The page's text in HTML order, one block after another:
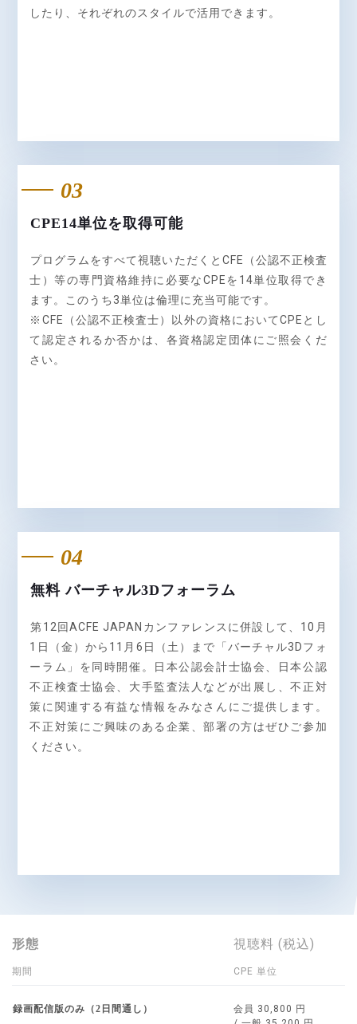
したり、それぞれのスタイルで活用できます。
CPE14単位を取得可能
プログラムをすべて視聴いただくとCFE（公認不正検査
士）等の専門資格維持に必要なCPEを14単位取得でき
ます。このうち3単位は倫理に充当可能です。
※CFE（公認不正検査士）以外の資格においてCPEとし
て認定されるか否かは、各資格認定団体にご照会くだ
さい。
03
無料 バーチャル3Dフォーラム
第12回ACFE JAPANカンファレンスに併設して、10月
1日（金）から11月6日（土）まで「バーチャル3Dフォ
ーラム」を同時開催。日本公認会計士協会、日本公認
不正検査士協会、大手監査法人などが出展し、不正対
策に関連する有益な情報をみなさんにご提供します。
不正対策にご興味のある企業、部署の方はぜひご参加
ください。
04
形態 視聴料 (税込)
期間 CPE 単位
録画配信版のみ（2日間通し）
会員 30,800 円